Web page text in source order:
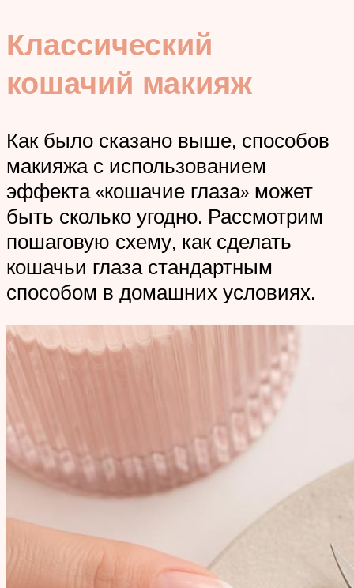
Классический
кошачий макияж
Как было сказано выше, способов
макияжа с использованием
эффекта «кошачие глаза» может
быть сколько угодно. Рассмотрим
пошаговую схему, как сделать
кошачьи глаза стандартным
способом в домашних условиях.